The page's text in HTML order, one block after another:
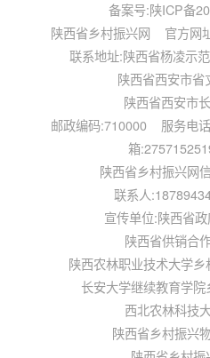
备案号:陕ICP备
陕西省乡村振兴网 官方网
联系地址:陕西省杨凌示
陕西省西安市省
陕西省西安市
邮政编码:710000 服务电
箱
陕西省乡村振兴网
联系人
宣传单位:陕西省
陕西省供销合
陕西农林职业技术大学
长安大学继续教育学
西北农林科技
陕西省乡村振兴